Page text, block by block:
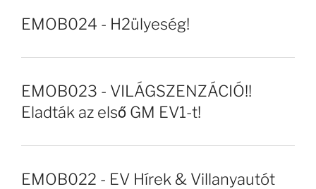
EMOB024 - H2ülyeség!
EMOB023 - VILÁGSZENZÁCIÓ!!
Eladták az első GM EV1-t!
EMOB022 - EV Hírek & Villanyautót